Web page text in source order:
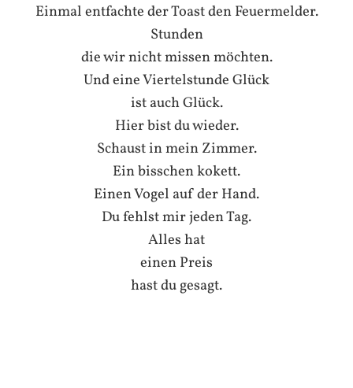
Einmal entfachte der Toast den Feuermelder.
Stunden
die wir nicht missen möchten.
Und eine Viertelstunde Glück
ist auch Glück.
Hier bist du wieder.
Schaust in mein Zimmer.
Ein bisschen kokett.
Einen Vogel auf der Hand.
Du fehlst mir jeden Tag.
Alles hat
einen Preis
hast du gesagt.